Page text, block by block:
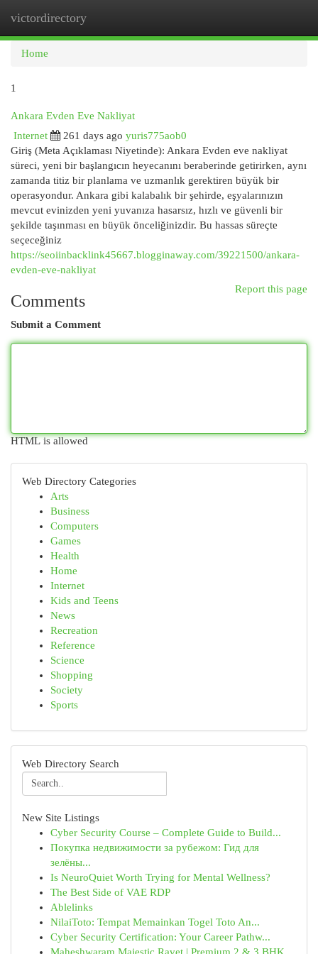
victordirectory
Home
1
Ankara Evden Eve Nakliyat
Internet
261 days ago yuris775aob0
Giriş (Meta Açıklaması Niyetinde): Ankara Evden eve nakliyat
süreci, yeni bir başlangıcın heyecanını beraberinde getirirken, aynı
zamanda titiz bir planlama ve uzmanlık gerektiren büyük bir
operasyondur. Ankara gibi kalabalık bir şehirde, eşyalarınızın
mevcut evinizden yeni yuvanıza hasarsız, hızlı ve güvenli bir
şekilde taşınması en büyük önceliğinizdir. Bu hassas süreçte
seçeceğiniz
https://seoiinbacklink45667.blogginaway.com/39221500/ankara-
evden-eve-nakliyat
Report this page
Comments
Submit a Comment
HTML is allowed
Web Directory Categories
Arts
Business
Computers
Games
Health
Home
Internet
Kids and Teens
News
Recreation
Reference
Science
Shopping
Society
Sports
Web Directory Search
New Site Listings
Cyber Security Course – Complete Guide to Build...
Покупка недвижимости за рубежом: Гид для
зелёны...
Is NeuroQuiet Worth Trying for Mental Wellness?
The Best Side of VAE RDP
Ablelinks
NilaiToto: Tempat Memainkan Togel Toto An...
Cyber Security Certification: Your Career Pathw...